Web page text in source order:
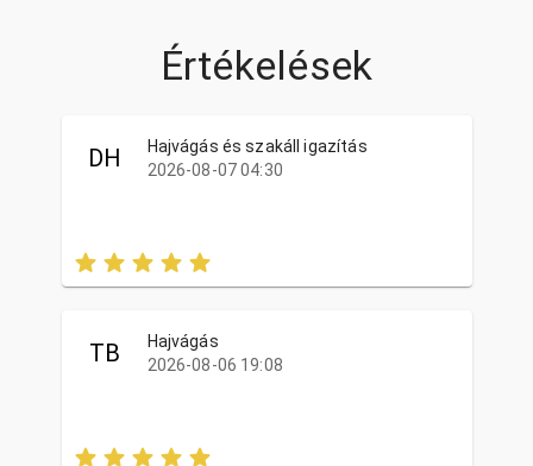
Értékelések
DH
Hajvágás és szakáll igazítás
2026-08-07 04:30
TB
Hajvágás
2026-08-06 19:08